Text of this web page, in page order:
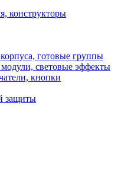
конструкторы
готовые группы
световые эффекты
кнопки
защиты